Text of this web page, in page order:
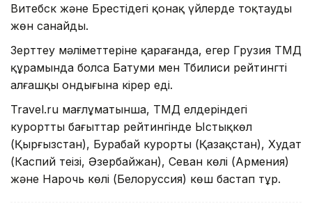
Витебск және Брестідегі қонақ үйлерде тоқтауды
жөн санайды.
Зерттеу мәліметтеріне қарағанда, егер Грузия ТМД
құрамында болса Батуми мен Тбилиси рейтингтің
алғашқы ондығына кірер еді.
Travel.ru мағлұматынша, ТМД елдеріндегі
курортты бағыттар рейтингінде Ыстықкөл
(Қырғызстан), Бурабай курорты (Қазақстан), Худат
(Каспий теңізі, Әзербайжан), Севан көлі (Армения)
және Нарочь көлі (Белоруссия) көш бастап тұр.